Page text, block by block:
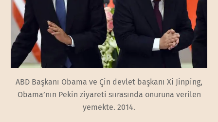
ABD Başkanı Obama ve Çin devlet başkanı Xi Jinping,
Obama’nın Pekin ziyareti sıırasında onuruna verilen
yemekte. 2014.